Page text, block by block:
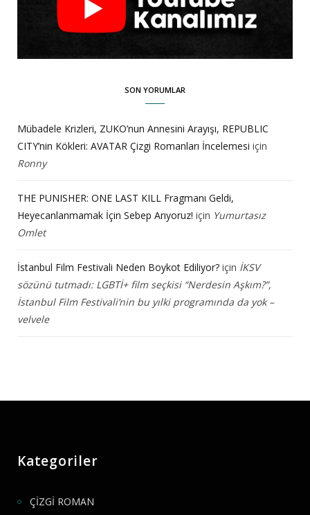
SON YORUMLAR
Mübadele Krizleri, ZUKO’nun Annesini Arayışı, REPUBLIC
CITY’nin Kökleri: AVATAR Çizgi Romanları İncelemesi için
Ronny
THE PUNISHER: ONE LAST KILL Fragmanı Geldi,
Heyecanlanmamak İçin Sebep Arıyoruz! için Yumurtasız
Omlet
İstanbul Film Festivali Neden Boykot Ediliyor? için İKSV
sözünü tutmadı: LGBTİ+ film seçkisi “Nerdesin Aşkım?”,
İstanbul Film Festivali’nin bu yılki programında da yok –
velvele
Kategoriler
ÇİZGİ ROMAN